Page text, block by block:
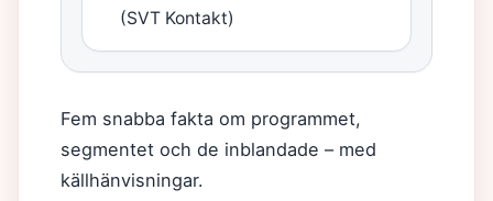
(SVT Kontakt)
Fem snabba fakta om programmet,
segmentet och de inblandade – med
källhänvisningar.